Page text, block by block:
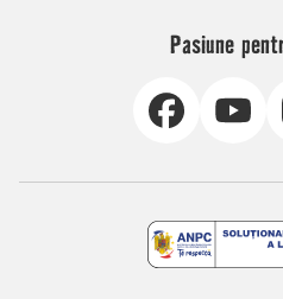
Pasiune